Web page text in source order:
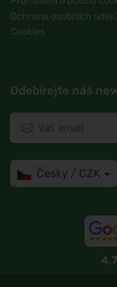
Ochrana osobních údajů
Cookies
Odebírejte náš
Česky / CZK